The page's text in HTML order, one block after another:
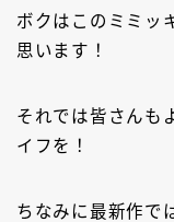
ボクはこのミミッ
思います！
それでは皆さんも
イフを！
ちなみに最新作で